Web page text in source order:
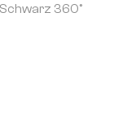
360°